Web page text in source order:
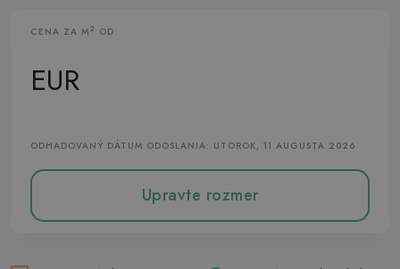
CENA ZA M2 OD:
EUR
ODHADOVANÝ DÁTUM ODOSLANIA: UTOROK, 11 AUGUSTA 2026
Upravte rozmer